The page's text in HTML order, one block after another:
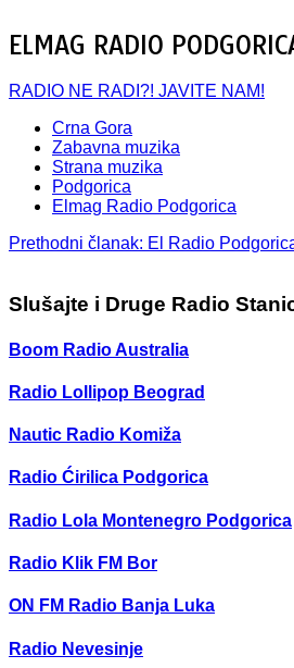
ELMAG RADIO
RADIO NE RADI?! JAVITE NAM!
Crna Gora
Zabavna muzika
Strana muzika
Podgorica
Elmag Radio Podgorica
Prethodni članak: El Radio
Slušajte i Druge Radio
Boom Radio Australia
Radio Lollipop Beograd
Nautic Radio Komiža
Radio Ćirilica Podgorica
Radio Lola Montenegro Podgorica
Radio Klik FM Bor
ON FM Radio Banja Luka
Radio Nevesinje